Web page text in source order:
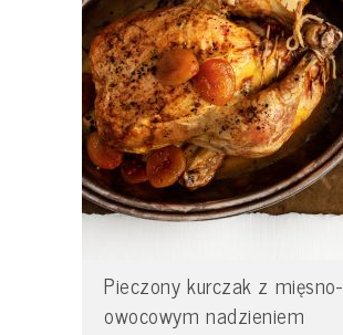
Pieczony kurczak z mięsno-
owocowym nadzieniem